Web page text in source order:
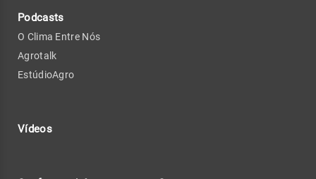
Podcasts
O Clima Entre Nós
Agrotalk
EstúdioAgro
Vídeos